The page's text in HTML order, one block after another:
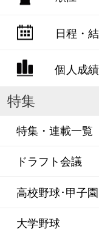
日程・
個人成績
特集
特集・連載一覧
ドラフト会議
高校野球･甲子園
大学野球